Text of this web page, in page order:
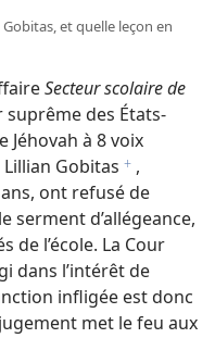
et quelle leçon en
Secteur scolaire de
suprême des États-
Jéhovah à 8 voix
Gobitas f ,
ont refusé de
serment d’allégeance,
de l’école. La Cour
dans l’intérêt de
infligée est donc
met le feu aux